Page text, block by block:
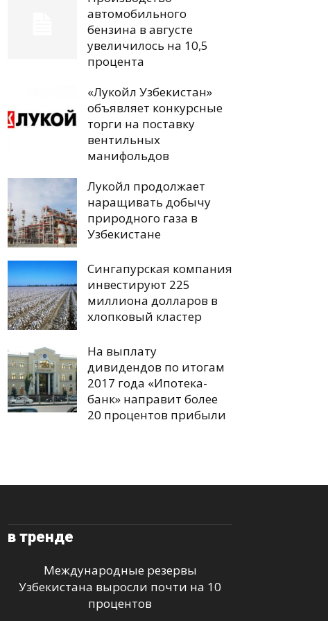
автомобильного
бензина в августе
увеличилось на 10,5
процента
«Лукойл Узбекистан»
объявляет конкурсные
торги на поставку
вентильных
манифольдов
Лукойл продолжает
наращивать добычу
природного газа в
Узбекистане
Сингапурская компания
инвестируют 225
миллиона долларов в
хлопковый кластер
На выплату
дивидендов по итогам
2017 года «Ипотека-
банк» направит более
20 процентов прибыли
в тренде
Международные резервы
Узбекистана выросли почти на 10
процентов